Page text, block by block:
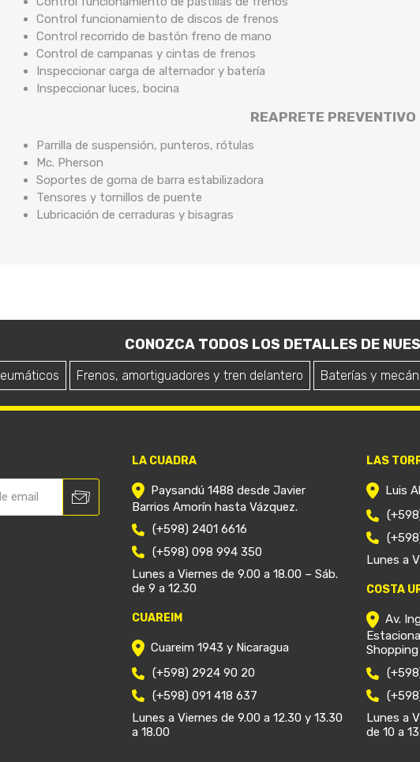
Control funcionamiento de discos de frenos
Control recorrido de bastón freno de mano
Control de campanas y cintas de frenos
Inspeccionar carga de alternador y batería
Inspeccionar luces, bocina
REAPRETE PREVENTIVO
Parrilla de suspensión, punteros, rótulas
Mc. Pherson
Soportes de goma de barra estabilizadora
Tensores y tornillos de puente
Lubricación de cerraduras y bisagras
CONOZCA TODOS LOS DETALLES DE
Frenos, amortiguadores y tren delantero Baterías y
LA CUADRA
Paysandú 1488 desde Javier
Barrios Amorín hasta Vázquez.
(+598) 2401 6616
(+598) 098 994 350
Lunes a Viernes de 9.00 a 18.00 – Sáb.
de 9 a 12.30
CUAREIM
Cuareim 1943 y Nicaragua
(+598) 2924 90 20
(+598) 091 418 637
Lunes a Viernes de 9.00 a 12.30 y 13.30
a 18.00
LAS
Luis
Lunes a
COSTA
Av.
Lunes a
de 10 a